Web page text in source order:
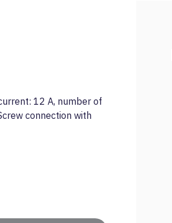
12 A, number of
connection with